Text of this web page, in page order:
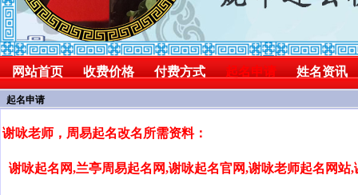
网站首页 收费价格 付费方式 起名申请 姓名资讯
起名申请
谢咏老师，周易起名改名所需资料：
谢咏起名网,兰亭周易起名网,谢咏起名官网,谢咏老师起名网